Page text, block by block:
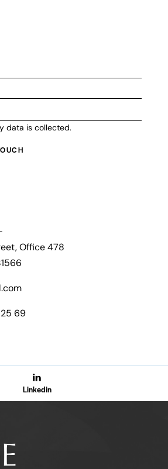
data iscollected.
Office 478
69
Linkedin